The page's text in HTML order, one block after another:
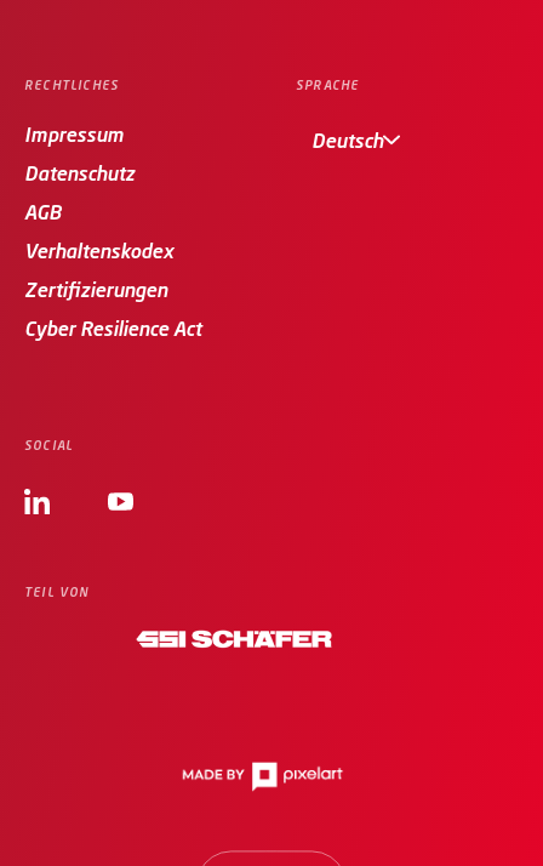
SPRACHE
Deutsch
RECHTLICHES
Impressum
Datenschutz
AGB
Verhaltenskodex
Zertifizierungen
Cyber Resilience Act
SOCIAL
TEIL VON